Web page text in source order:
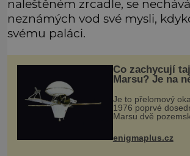
naleštěném zrcadle, se
neznámých vod své mysli,
svému paláci.
Co zachycují
Marsu? Je na
Je to přelomový
1976 poprvé
Marsu dvě
Viking, které jsou
fotografie
enigmaplus.cz